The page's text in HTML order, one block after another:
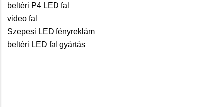
beltéri P4 LED fal
video fal
Szepesi LED fényreklám
beltéri LED fal gyártás